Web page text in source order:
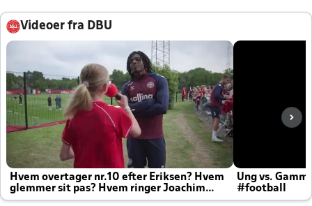
Videoer fra DBU
Hvem overtager nr.10 efter Eriksen? Hvem
glemmer sit pas? Hvem ringer Joachim
altid til efter kampe?
Ung vs.
#football